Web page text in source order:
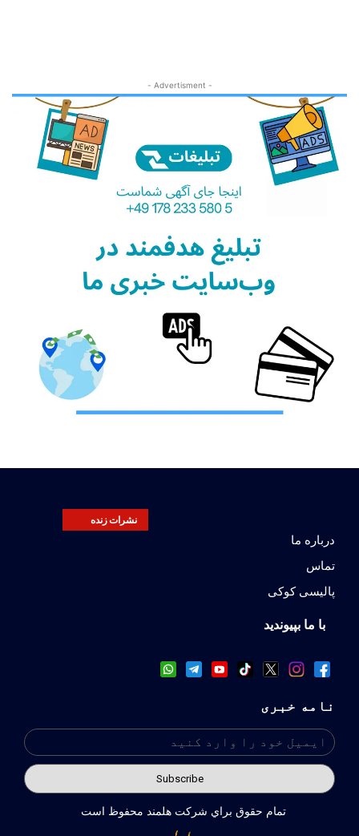
- Advertisment -
نشرات زنده
درباره ما
تماس
پالیسی کوکی
با ما بپیوندید
نامه خبری
تمام حقوق براي شركت هلمند محفوظ است